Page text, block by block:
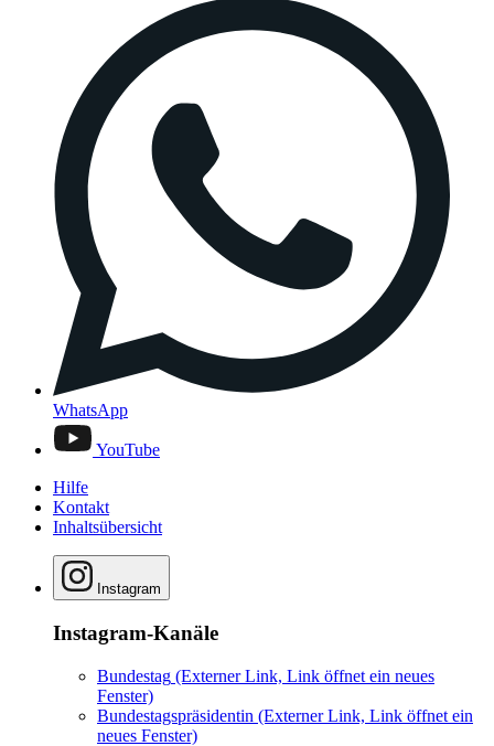
WhatsApp
YouTube
Hilfe
Kontakt
Inhaltsübersicht
Instagram
Instagram-Kanäle
Bundestag (Externer Link, Link öffnet ein neues
Fenster)
Bundestagspräsidentin (Externer Link, Link öffnet ein
neues Fenster)